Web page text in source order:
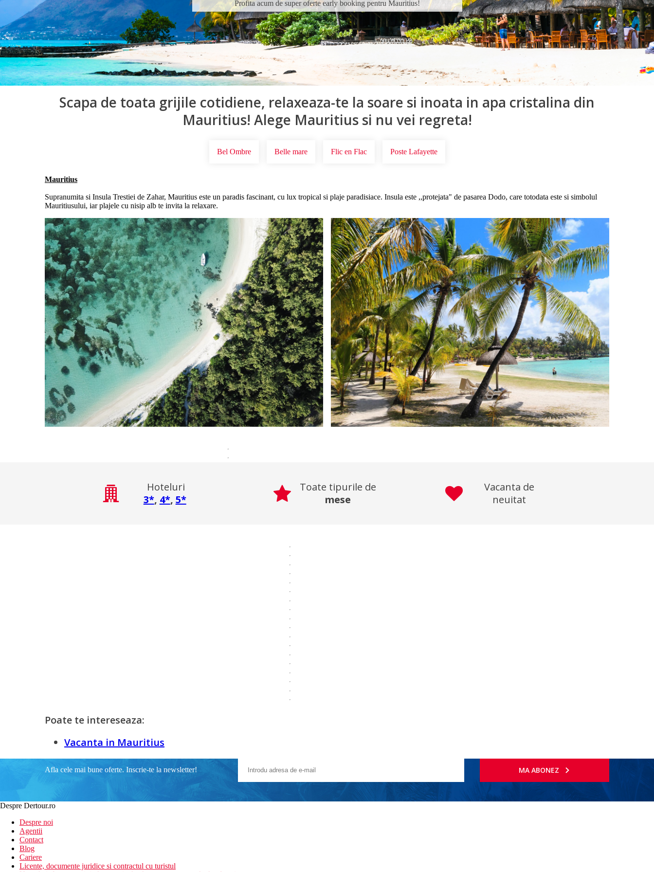
Profita acum de super oferte early booking pentru Mauritius!
Scapa de toata grijile cotidiene, relaxeaza-te la soare si inoata in apa cristalina din
Mauritius! Alege Mauritius si nu vei regreta!
Bel Ombre Belle mare Flic en Flac Poste Lafayette
Mauritius
Supranumita si Insula Trestiei de Zahar, Mauritius este un paradis fascinant, cu lux tropical si plaje paradisiace. Insula este ,,protejata" de pasarea Dodo, care totodata este si simbolul
Mauritiusului, iar plajele cu nisip alb te invita la relaxare.
Hoteluri
3*, 4*, 5*
Toate tipurile de
mese
Vacanta de
neuitat
Poate te intereseaza:
Vacanta in Mauritius
Afla cele mai bune oferte. Inscrie-te la newsletter! MA ABONEZ
Despre Dertour.ro
Despre noi
Agentii
Contact
Blog
Cariere
Licente, documente juridice si contractul cu turistul